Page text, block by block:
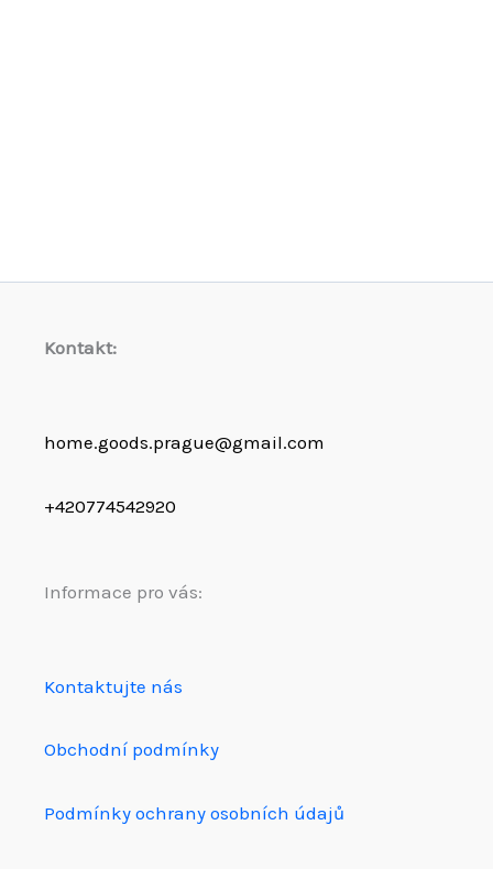
Kontakt:
home.goods.prague@gmail.com
+420774542920
Informace pro vás:
Kontaktujte nás
Obchodní podmínky
Podmínky ochrany osobních údajů